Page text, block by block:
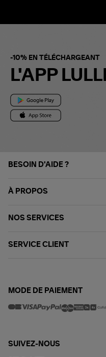
-10% EN TÉLÉCHARGEANT
L'APP LULLI
BESOIN D'AIDE ?
À PROPOS
NOS SERVICES
SERVICE CLIENT
MODE DE PAIEMENT
SUIVEZ-NOUS